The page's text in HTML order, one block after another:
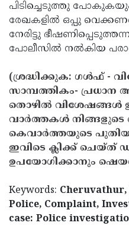
പിടിച്ചെടുത്തു
രേഖകളില്‍ ഒപ്പു
നേരിട്ടു
പോലീസില്‍ നല്‍കിയ
(ശ്രദ്ധിക്കുക: ഗൾഫ് -
സാമ്പത്തികം- പ്രധാന
തൊഴിൽ വിശേഷങ്ങൾ
വാർത്തകൾ
കെവാർത്തയുടെ
ഇവിടെ ക്ലിക്ക്
ഉപയോഗിക്കാനും
Keywords: Cheruvathur,
Police, Complaint,
case: Police